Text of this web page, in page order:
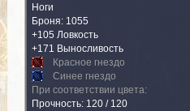
Ноги
Броня: 1055
+105 Ловкость
+171 Выносливость
Красное гнездо
Синее гнездо
При соответствии цвета:
Прочность: 120 / 120